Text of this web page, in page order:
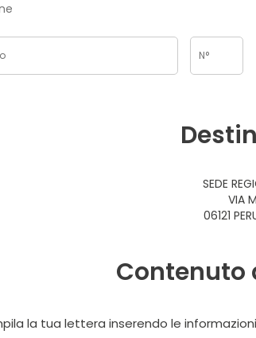
SEDE
06121
Contenuto
la tua lettera inserendo le